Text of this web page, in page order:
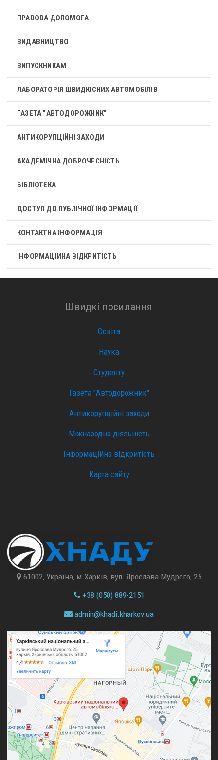
ПРАВОВА ДОПОМОГА
ВИДАВНИЦТВО
ВИПУСКНИКАМ
ЛАБОРАТОРІЯ ШВИДКІСНИХ АВТОМОБІЛІВ
ГАЗЕТА "АВТОДОРОЖНИК"
АНТИКОРУПЦІЙНІ ЗАХОДИ
АКАДЕМІЧНА ДОБРОЧЕСНІСТЬ
БІБЛІОТЕКА
ДОСТУП ДО ПУБЛІЧНОЇ ІНФОРМАЦІЇ
КОНТАКТНА ІНФОРМАЦІЯ
ІНФОРМАЦІЙНА ВІДКРИТІСТЬ
Швидкі посилання
Освіта
Наука
Студенту
Газета "Автодорожник"
Антикорупційні заходи
Міжнародна діяльність
Інформаційна відкритість
Карта сайту
61002, Україна, м.Харків, вул. Ярослава Мудрого, 25
+38 (050) 889-2151
admin@khadi.kharkov.ua